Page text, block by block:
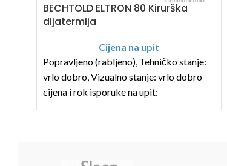
BECHTOLD ELTRON 80 Kirurška
dijatermija
Cijena na upit
Popravljeno (rabljeno), Tehničko stanje:
vrlo dobro, Vizualno stanje: vrlo dobro
cijena i rok isporuke na upit: